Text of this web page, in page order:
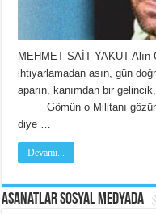
MEHMET SAİT YAKUT Alın
ihtiyarlamadan asın, gün
aparın, kanımdan bir
Gömün o Militanı
diye …
Devamı...
Asanatlar Sosyal Medyada